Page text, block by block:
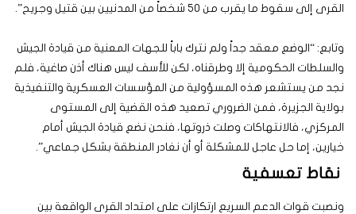
القرى إلى سقوط ما يقرب من 50 شخصاً من المدنيين بين قتيل وجريح”.
وتابع: “الوضع معقد جداً ولم نترك باباً للجهات المعنية من قيادة الجيش
والسلطات الحكومية إلا وطرقناه، لكن للأسف ليس هناك أذن صاغية، فلم
نجد من يستشعر هذه المسؤولية من المؤسسات العسكرية والتنفيذية
بولاية الجزيرة، فمن الضروري تصعيد هذه القضية إلى المستوى
المركزي، فالانتهاكات وصلت ذروتها، فنحن نضع قيادة الجيش أمام
خيارين، إما حل عاجل للمشكلة أو أن نغادر المنطقة بشكل جماعي”.
نقاط تعسفية
ونصبت قوات الدعم السريع ارتكازات على امتداد القرى الواقعة بين